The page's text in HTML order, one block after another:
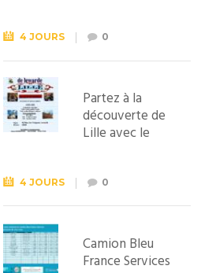
septembre
2026
4 JOURS 0
Partez à la
découverte de
Lille avec le
Lewarde, le 26
septembre !
4 JOURS 0
Camion Bleu
France Services